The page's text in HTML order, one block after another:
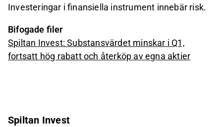
Investeringar i finansiella instrument innebär risk.
Bifogade filer
Spiltan Invest: Substansvärdet minskar i Q1,
fortsatt hög rabatt och återköp av egna aktier
Spiltan Invest